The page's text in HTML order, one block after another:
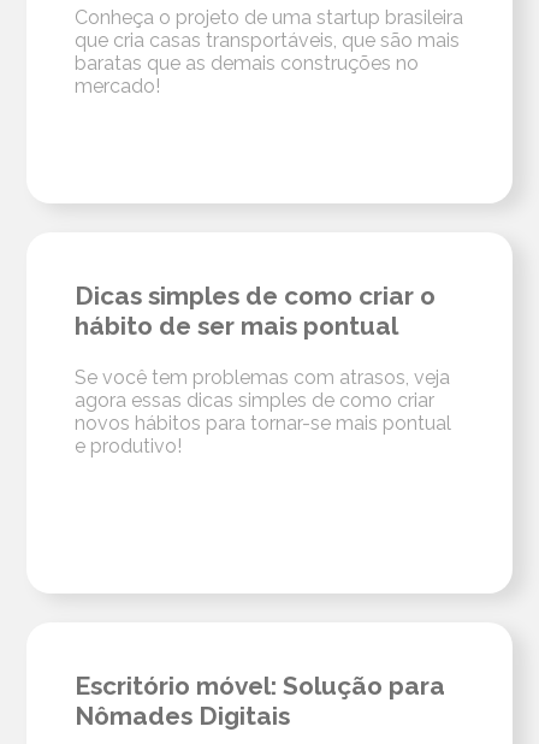
Conheça o projeto de uma startup brasileira
que cria casas transportáveis, que são mais
baratas que as demais construções no
mercado!
Dicas simples de como criar o
hábito de ser mais pontual
Se você tem problemas com atrasos, veja
agora essas dicas simples de como criar
novos hábitos para tornar-se mais pontual
e produtivo!
Escritório móvel: Solução para
Nômades Digitais